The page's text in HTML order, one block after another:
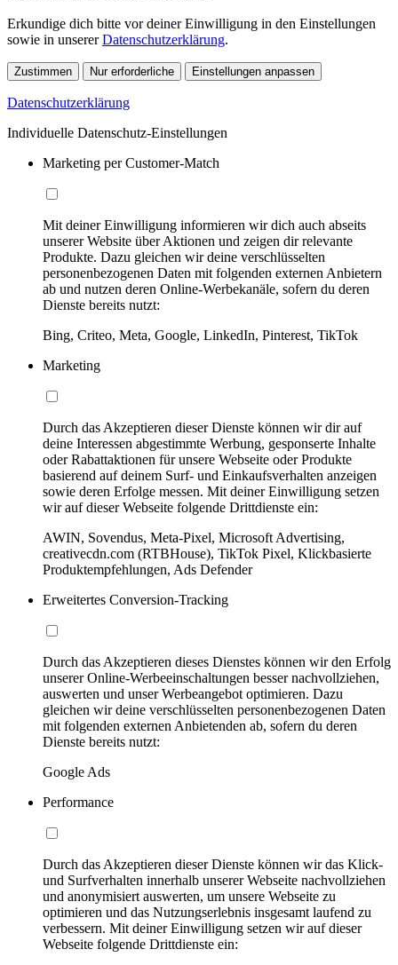
Erkundige dich bitte vor deiner Einwilligung in den Einstellungen
sowie in unsererDatenschutzerklärung.
Zustimmen Nur erforderliche Einstellungen anpassen
Datenschutzerklärung
Individuelle Datenschutz-Einstellungen
Marketing per Customer-Match
Mit deiner Einwilligung informieren wir dich auch abseits
unserer Website über Aktionen und zeigen dir relevante
Produkte. Dazu gleichen wir deine verschlüsselten
personenbezogenen Daten mit folgenden externen Anbietern
ab und nutzen deren Online-Werbekanäle, sofern du deren
Dienste bereits nutzt:
Bing, Criteo, Meta, Google, LinkedIn, Pinterest, TikTok
Marketing
Durch das Akzeptieren dieser Dienste können wir dir auf
deine Interessen abgestimmte Werbung, gesponserte Inhalte
oder Rabattaktionen für unsere Webseite oder Produkte
basierend auf deinem Surf- und Einkaufsverhalten anzeigen
sowie deren Erfolge messen. Mit deiner Einwilligung setzen
wir auf dieser Webseite folgende Drittdienste ein:
AWIN, Sovendus, Meta-Pixel, Microsoft Advertising,
creativecdn.com (RTBHouse), TikTok Pixel, Klickbasierte
Produktempfehlungen, Ads Defender
Erweitertes Conversion-Tracking
Durch das Akzeptieren dieses Dienstes können wir den Erfolg
unserer Online-Werbeeinschaltungen besser nachvollziehen,
auswerten und unser Werbeangebot optimieren. Dazu
gleichen wir deine verschlüsselten personenbezogenen Daten
mit folgenden externen Anbietenden ab, sofern du deren
Dienste bereits nutzt:
Google Ads
Performance
Durch das Akzeptieren dieser Dienste können wir das Klick-
und Surfverhalten innerhalb unserer Webseite nachvollziehen
und anonymisiert auswerten, um unsere Webseite zu
optimieren und das Nutzungserlebnis insgesamt laufend zu
verbessern. Mit deiner Einwilligung setzen wir auf dieser
Webseite folgende Drittdienste ein: